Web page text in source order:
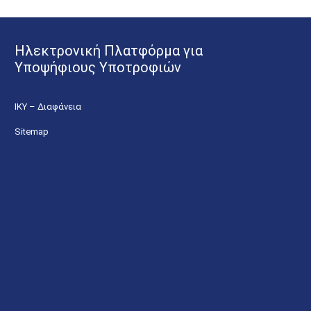
Ηλεκτρονική Πλατφόρμα για
Υποψήφιους Υποτροφιών
ΙΚΥ – Διαφάνεια
Sitemap